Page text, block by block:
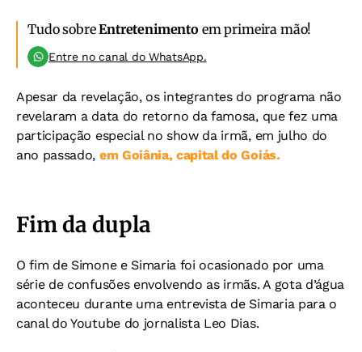
Tudo sobreEntretenimento em primeira mão!
Entre no canal do WhatsApp.
Apesar da revelação, os integrantes do programa não
revelaram a data do retorno da famosa, que fez uma
participação especial no show da irmã, em julho do
ano passado, em Goiânia, capital do Goiás.
Fim da dupla
O fim de Simone e Simaria foi ocasionado por uma
série de confusões envolvendo as irmãs. A gota d’água
aconteceu durante uma entrevista de Simaria para o
canal do Youtube do jornalista Leo Dias.